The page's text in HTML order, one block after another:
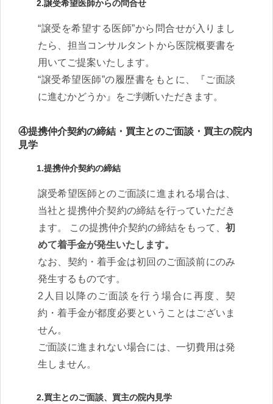
2.譲受希望医師からの問合せ
“譲受を希望する医師”から問合せが入りまし
たら、担当コンサルタントから医院概要書を
用いてご提案いたします。
“譲受希望医師”の履歴書をもとに、『ご面談
に進むかどうか』をご判断いただきます。
④提携仲介契約の締結・買主とのご面談・買主の院内
見学
1.提携仲介契約の締結
譲受希望医師とのご面談に進まれる場合は、
当社と提携仲介契約の締結を行っていただき
ます。 この提携仲介契約の締結をもって、 初
めて着手金が発生いたします。
なお、契約・着手金は初回のご面談前にのみ
発生するものです。
2人目以降のご面談を行う場合に再度、契
約・着手金が都度必要ということはございま
せん。
ご面談に進まれない場合には、一切費用は発
生しません。
2.買主とのご面談、買主の院内見学